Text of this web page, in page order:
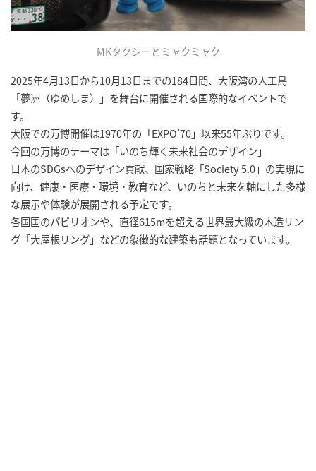
MKタクシーとミャクミャク
2025年4月13日から10月13日までの184日間、大阪湾の人工島
「夢洲（ゆめしま）」を舞台に開催される国際的なイベントで
す。
大阪での万博開催は1970年の「EXPO’70」以来55年ぶりです。
今回の万博のテーマは「いのち輝く未来社会のデザイン」
日本のSDGsへのデザイン貢献、国家戦略「Society 5.0」の実現に
向け、健康・医療・環境・教育など、いのちと未来を軸にした多様
な展示や体験が展開される予定です。
各国国のパビリオンや、直径615mを超える世界最大級の木造リン
グ「大屋根リング」などの象徴的な建築も話題となっています。